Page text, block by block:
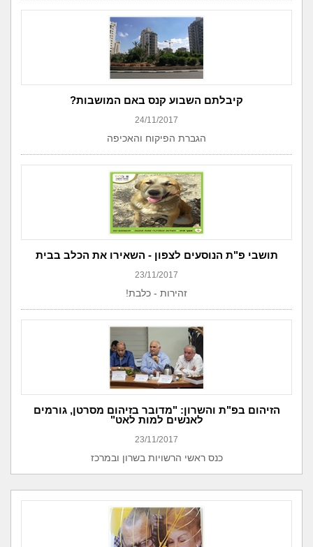
קיבלתם השבוע קנס באם המושבות?
24/11/2017
הגברת הפיקוח והאכיפה
תושבי פ"ת הנוסעים לצפון - השאירו את הכלב בבית
23/11/2017
זהירות - כלבת!
הזיהום בפ"ת והשרון: "מדובר בזיהום מסרטן, גורמים
לאנשים למות לאט"
23/11/2017
כנס ראשי הרשויות בשרון ובמרכז